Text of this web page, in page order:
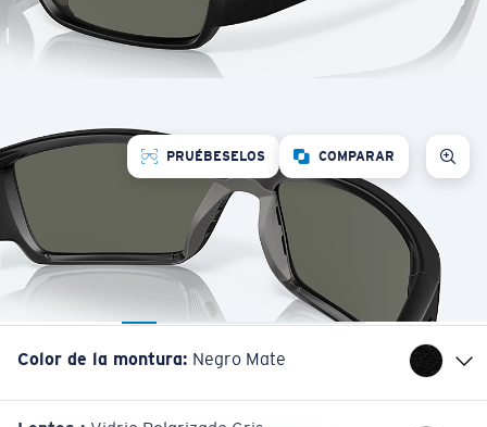
PRUÉBESELOS COMPARAR
Color de la montura: Negro Mate